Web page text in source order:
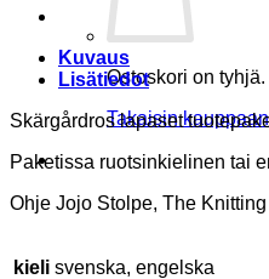
Ostoskori on tyhjä.
Takaisin kauppaan
Kuvaus
Lisätiedot
Skärgårdros lapaset
Paketissa ruotsinkielinen tai
Ohje Jojo Stolpe, The
kieli svenska, engelska